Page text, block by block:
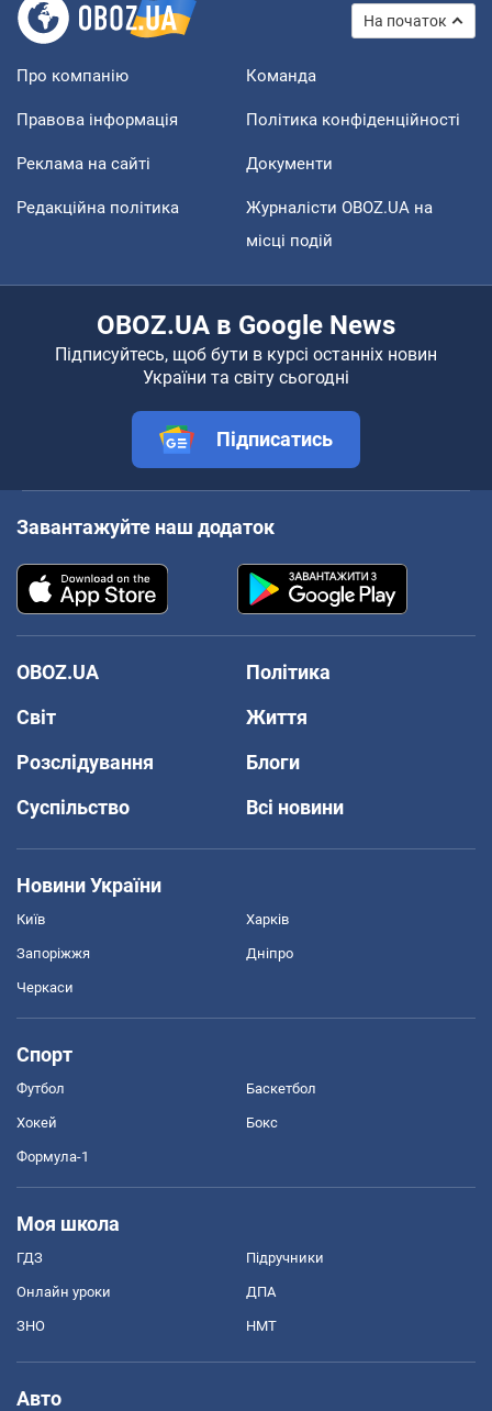
На початок
Про компанію Команда
Правова інформація Політика конфіденційності
Реклама на сайті Документи
Редакційна політика
Журналісти OBOZ.UA на
місці подій
OBOZ.UA в Google News
Підписуйтесь, щоб бути в курсі останніх новин
України та світу сьогодні
Підписатись
Завантажуйте наш додаток
OBOZ.UA
Політика
Світ
Життя
Розслідування
Блоги
Суспільство
Всі новини
Новини України
Київ Харків
Запоріжжя Дніпро
Черкаси
Спорт
Футбол Баскетбол
Хокей Бокс
Формула-1
Моя школа
ГДЗ Підручники
Онлайн уроки ДПА
ЗНО НМТ
Авто